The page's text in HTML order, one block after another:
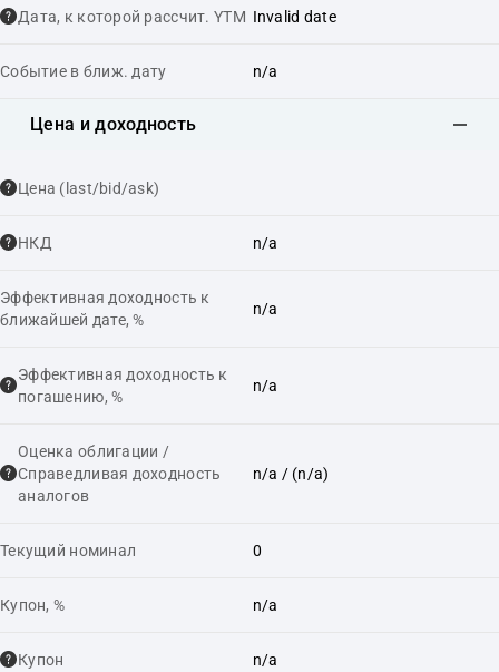
Дата, к которой рассчит. YTM Invalid date
Событие в ближ. дату n/a
Цена и доходность
Цена (last/bid/ask)
НКД n/a
Эффективная доходность к
ближайшей дате, %
n/a
Эффективная доходность к
погашению, %
n/a
Оценка облигации /
Справедливая доходность
аналогов
n/a / (n/a)
Текущий номинал 0
Купон, % n/a
Купон n/a